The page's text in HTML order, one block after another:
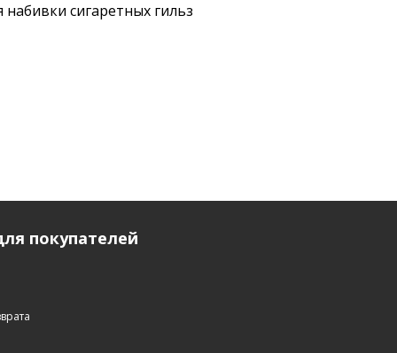
сигаретных гильз
покупателей